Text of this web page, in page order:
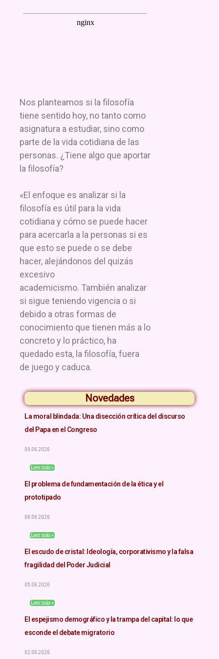
Nos planteamos si la filosofía
tiene sentido hoy, no tanto como
asignatura a estudiar, sino como
parte de la vida cotidiana de las
personas. ¿Tiene algo que aportar
la filosofía?
«El enfoque es analizar si la
filosofía es útil para la vida
cotidiana y cómo se puede hacer
para acercarla a la personas si es
que esto se puede o se debe
hacer, alejándonos del quizás
excesivo
academicismo. También analizar
si sigue teniendo vigencia o si
debido a otras formas de
conocimiento que tienen más a lo
concreto y lo práctico, ha
quedado esta, la filosofía, fuera
de juego y caduca.
Novedades
La moral blindada: Una disección crítica del discurso
del Papa en el Congreso
09.06.2026
Leer más »
El problema de fundamentación de la ética y el
prototipado
06.06.2026
Leer más »
El escudo de cristal: Ideología, corporativismo y la falsa
fragilidad del Poder Judicial
05.06.2026
Leer más »
El espejismo demográfico y la trampa del capital: lo que
esconde el debate migratorio
02.06.2026